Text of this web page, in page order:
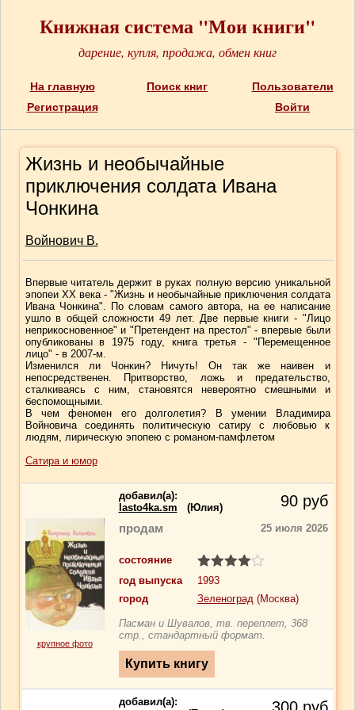
Книжная система "Мои книги"
дарение, купля, продажа, обмен книг
На главную Поиск книг
Пользователи
Регистрация
Войти
Жизнь и необычайные
приключения солдата Ивана
Чонкина
Войнович В.
Впервые читатель держит в руках полную версию уникальной
эпопеи XX века - "Жизнь и необычайные приключения солдата
Ивана Чонкина". По словам самого автора, на ее написание
ушло в общей сложности 49 лет. Две первые книги - "Лицо
неприкосновенное" и "Претендент на престол" - впервые были
опубликованы в 1975 году, книга третья - "Перемещенное
лицо" - в 2007-м.
Изменился ли Чонкин? Ничуть! Он так же наивен и
непосредственен. Притворство, ложь и предательство,
сталкиваясь с ним, становятся невероятно смешными и
беспомощными.
В чем феномен его долголетия? В умении Владимира
Войновича соединять политическую сатиру с любовью к
людям, лирическую эпопею с романом-памфлетом
Сатира и юмор
крупное фото
добавил(a):
lasto4ka.sm
(Юлия) 90 руб
продам 25 июля 2026
состояние
год выпуска
1993
город
Зеленоград(Москва)
Пасман и Шувалов, тв. переплет, 368
стр., стандартный формат.
добавил(a):